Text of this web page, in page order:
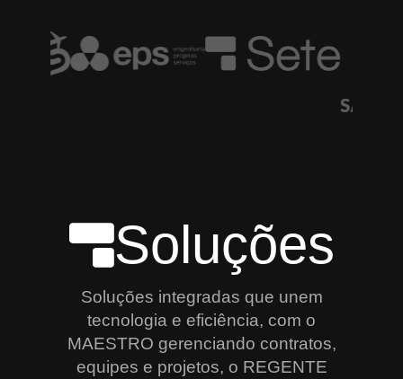
Soluções
Soluções integradas que unem
tecnologia e eficiência, com o
MAESTRO gerenciando contratos,
equipes e projetos, o REGENTE